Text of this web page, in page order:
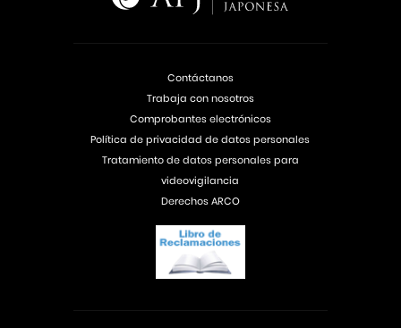
Contáctanos
Trabaja con nosotros
Comprobantes electrónicos
Política de privacidad de datos personales
Tratamiento de datos personales para
videovigilancia
Derechos ARCO